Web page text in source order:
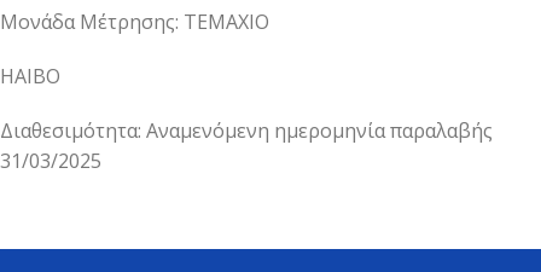
Μονάδα Μέτρησης: ΤΕΜΑΧΙΟ
HAIBO
Διαθεσιμότητα: Αναμενόμενη ημερομηνία παραλαβής
31/03/2025